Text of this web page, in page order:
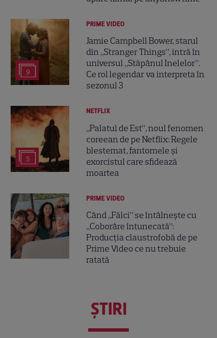
9
PRIME VIDEO
Jamie Campbell Bower, starul
din „Stranger Things”, intră în
universul „Stăpânul Inelelor”.
Ce rol legendar va interpreta în
sezonul 3
5
NETFLIX
„Palatul de Est”, noul fenomen
coreean de pe Netflix: Regele
blestemat, fantomele și
exorcistul care sfidează
moartea
PRIME VIDEO
Când „Fălci” se întâlnește cu
„Coborâre întunecată”:
Producția claustrofobă de pe
Prime Video ce nu trebuie
ratată
ŞTIRI